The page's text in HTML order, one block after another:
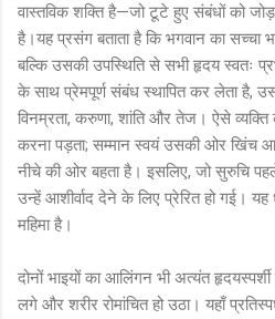
वास्तविक शक्ति है—जो टूटे हुए संबंधों को
है।यह प्रसंग बताता है कि भगवान का सच्चा
बल्कि उसकी उपस्थिति से सभी हृदय स्वतः
के साथ प्रेमपूर्ण संबंध स्थापित कर लेता है,
विनम्रता, करुणा, शांति और तेज। ऐसे व्यक्ति
करना पड़ता; सम्मान स्वयं उसकी ओर खिंच
नीचे की ओर बहता है। इसलिए, जो सुरुचि
उन्हें आशीर्वाद देने के लिए प्रेरित हो गई।
महिमा है।
दोनों भाइयों का आलिंगन भी अत्यंत
लगे और शरीर रोमांचित हो उठा। यहाँ